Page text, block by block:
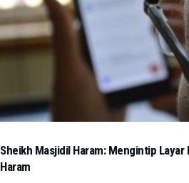
Sheikh Masjidil Haram: Mengintip Layar
Haram